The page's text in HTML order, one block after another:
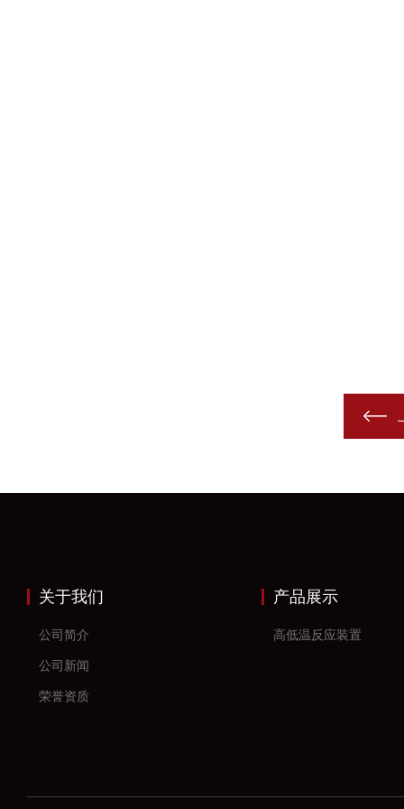
关于我们
公司简介
公司新闻
荣誉资质
产品展示
高低温反应装置